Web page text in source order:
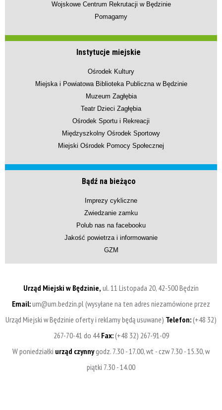
Wojskowe Centrum Rekrutacji w Będzinie
Pomagamy
Instytucje miejskie
Ośrodek Kultury
Miejska i Powiatowa Biblioteka Publiczna w Będzinie
Muzeum Zagłębia
Teatr Dzieci Zagłębia
Ośrodek Sportu i Rekreacji
Międzyszkolny Ośrodek Sportowy
Miejski Ośrodek Pomocy Społecznej
Bądź na bieżąco
Imprezy cykliczne
Zwiedzanie zamku
Polub nas na facebooku
Jakość powietrza i informowanie
GZM
Urząd Miejski w Będzinie, ul. 11 Listopada 20, 42-500 Będzin
Email:um@um.bedzin.pl (wysyłane na ten adres niezamówione przez
Urząd Miejski w Będzinie oferty i reklamy będą usuwane) Telefon:(+48 32)
267-70-41 do 44Fax:(+48 32) 267-91-09
W poniedziałki urząd czynnygodz. 7.30 - 17.00, wt - czw 7.30 - 15.30, w
piątki 7.30 - 14.00